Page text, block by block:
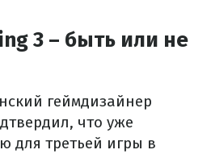
3 – быть или не
геймдизайнер
что уже
для третьей игры в